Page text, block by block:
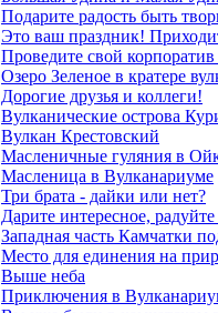
Подарите радость быть
Это ваш праздник!
Проведите свой
Озеро Зеленое в кратере
Дорогие друзья и коллеги!
Вулканические острова
Вулкан Крестовский
Масленичные гуляния в
Масленица в Вулканариуме
Три брата - дайки или нет?
Дарите интересное,
Западная часть Камчатки
Место для единения на
Выше неба
Приключения в